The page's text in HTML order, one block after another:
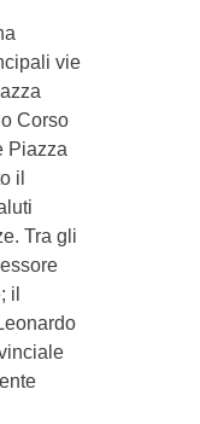
vie
Corso
Piazza
il
Tra gli
il